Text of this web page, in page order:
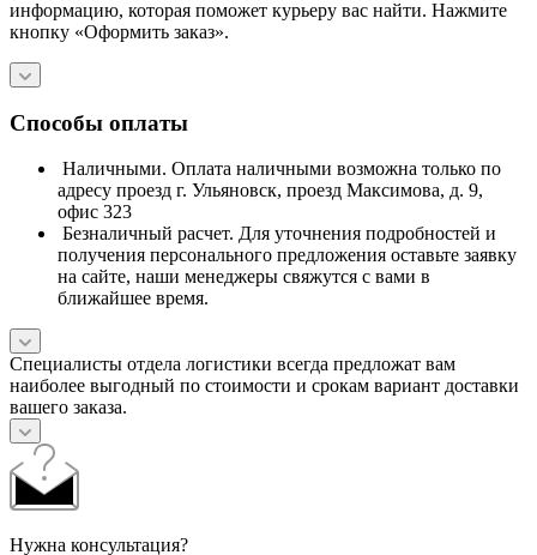
информацию, которая поможет курьеру вас найти. Нажмите
кнопку «Оформить заказ».
Способы оплаты
Наличными. Оплата наличными возможна только по
адресу проезд г. Ульяновск, проезд Максимова, д. 9,
офис 323
Безналичный расчет. Для уточнения подробностей и
получения персонального предложения оставьте заявку
на сайте, наши менеджеры свяжутся с вами в
ближайшее время.
Специалисты отдела логистики всегда предложат вам
наиболее выгодный по стоимости и срокам вариант доставки
вашего заказа.
Нужна консультация?